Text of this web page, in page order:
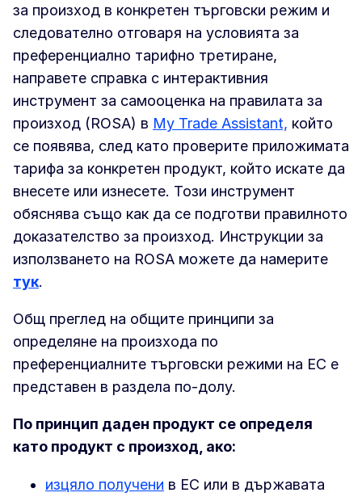
за произход в конкретен търговски режим и
следователно отговаря на условията за
преференциално тарифно третиране,
направете справка с интерактивния
инструмент за самооценка на правилата за
произход (ROSA) в My Trade Assistant, който
се появява, след като проверите приложимата
тарифа за конкретен продукт, който искате да
внесете или изнесете. Този инструмент
обяснява също как да се подготви правилното
доказателство за произход. Инструкции за
използването на ROSA можете да намерите
тук.
Общ преглед на общите принципи за
определяне на произхода по
преференциалните търговски режими на ЕС е
представен в раздела по-долу.
По принцип даден продукт се определя
като продукт с произход, ако:
изцяло получени в ЕС или в държавата